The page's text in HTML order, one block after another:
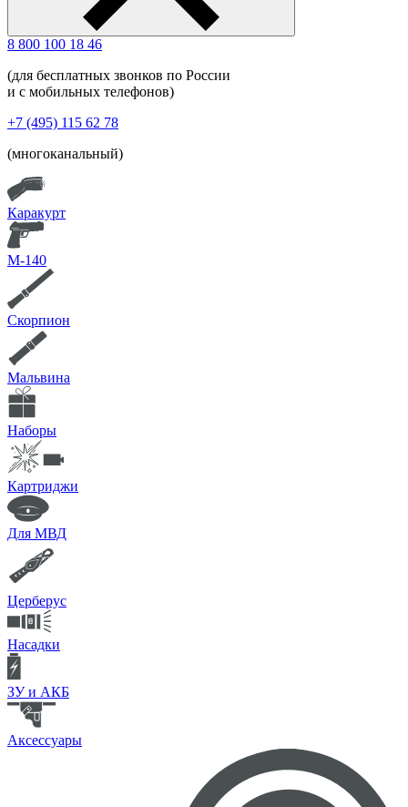
8 800 100 18 46
(для бесплатных звонков по России
и с мобильных телефонов)
+7 (495) 115 62 78
(многоканальный)
Каракурт
М-140
Скорпион
Мальвина
Наборы
Картриджи
Для МВД
Церберус
Насадки
ЗУ и АКБ
Аксессуары